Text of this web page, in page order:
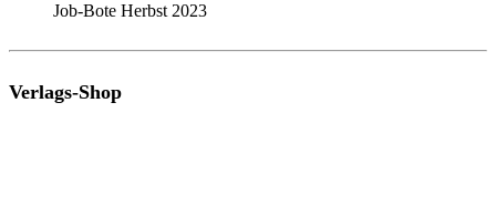
Job-Bote Herbst 2023
Verlags-Shop